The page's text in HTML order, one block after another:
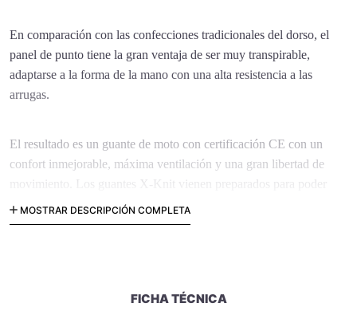
En comparación con las confecciones tradicionales del dorso, el
panel de punto tiene la gran ventaja de ser muy transpirable,
adaptarse a la forma de la mano con una alta resistencia a las
arrugas.
El resultado es un guante de moto con certificación CE con un
confort inmejorable, máxima ventilación y una gran libertad de
movimiento. Los guantes X-Knit vienen preparados para poder
usar táctiles.
MOSTRAR DESCRIPCIÓN COMPLETA
FICHA TÉCNICA